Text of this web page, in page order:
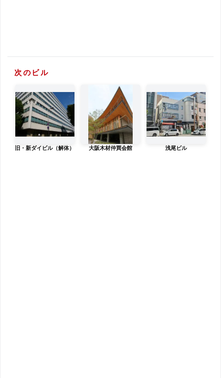
次のビル
旧・新ダイビル（解体） 大阪木材仲買会館 浅尾ビル